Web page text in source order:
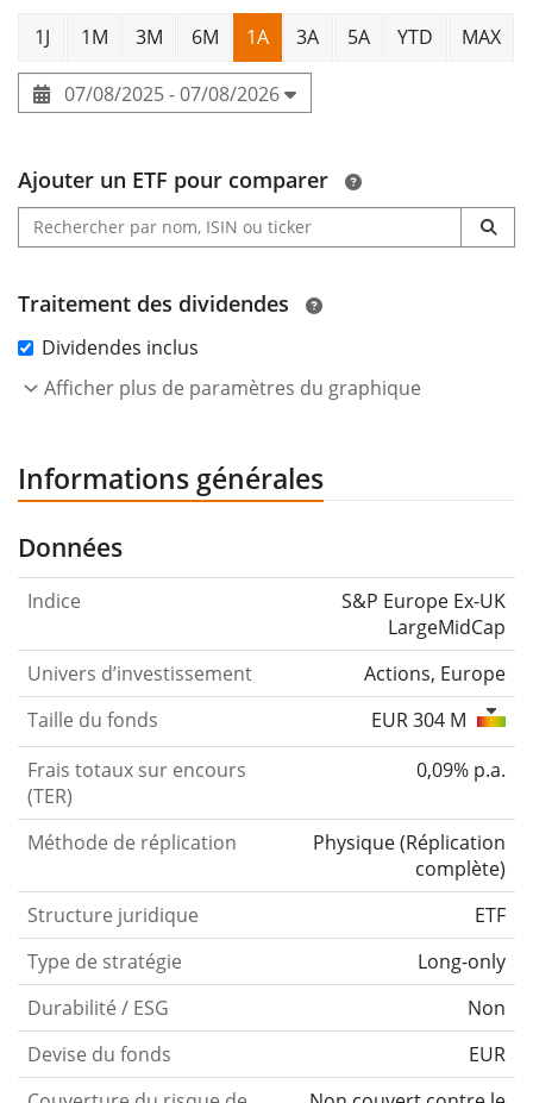
1J 1M 3M 6M 1A 3A 5A YTD MAX
07/08/2025 - 07/08/2026
Ajouter un ETF pour comparer
Traitement des dividendes
Dividendes inclus
Afficher plus de paramètres du graphique
Informations générales
Données
Indice
S&P Europe Ex-UK
LargeMidCap
Univers d’investissement
Actions, Europe
Taille du fonds
EUR 304 M
Frais totaux sur encours
(TER)
0,09% p.a.
Méthode de réplication Physique(Réplication
complète)
Structure juridique
ETF
Type de stratégie
Long-only
Durabilité / ESG
Non
Devise du fonds
EUR